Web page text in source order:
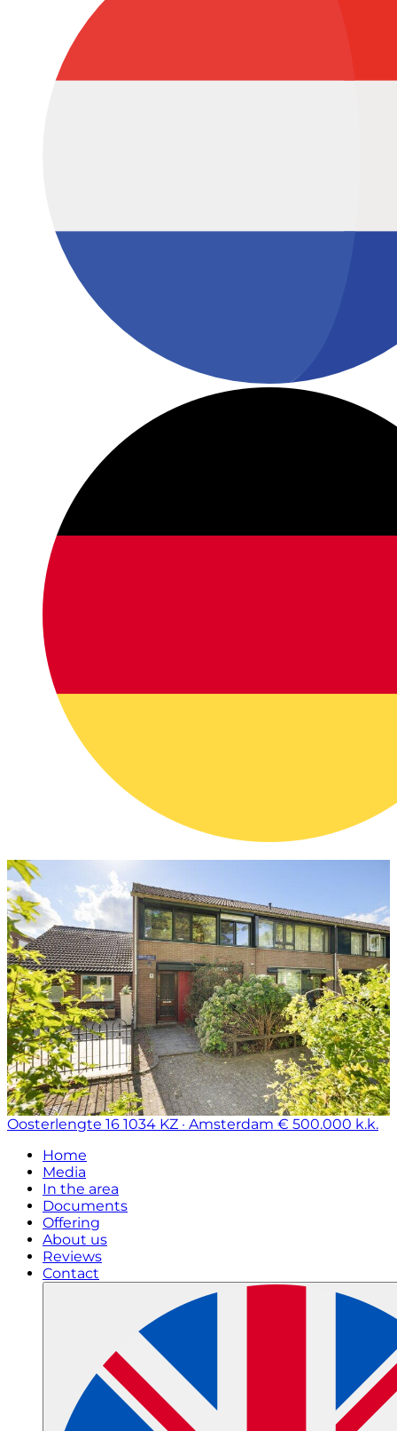
Oosterlengte 16 1034 KZ · Amsterdam € 500.000 k.k.
Home
Media
In the area
Documents
Offering
About us
Reviews
Contact